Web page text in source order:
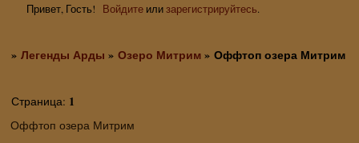
Привет, Гость! Войдите илизарегистрируйтесь.
»Легенды Арды »Озеро Митрим»Оффтоп озера Митрим
Оффтоп озера Митрим
Страница: 1